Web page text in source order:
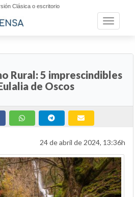
Clásica o escritorio
Toggle
Rural: 5 imprescindibles
de Oscos
24 de abril de 2024, 13:36h